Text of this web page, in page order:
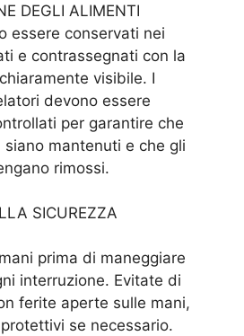
DEGLI ALIMENTI
essere conservati nei
e contrassegnati con la
visibile. I
devono essere
per garantire che
siano mantenuti e che gli
rimossi.
SICUREZZA
prima di maneggiare
interruzione. Evitate di
ferite aperte sulle mani,
se necessario.